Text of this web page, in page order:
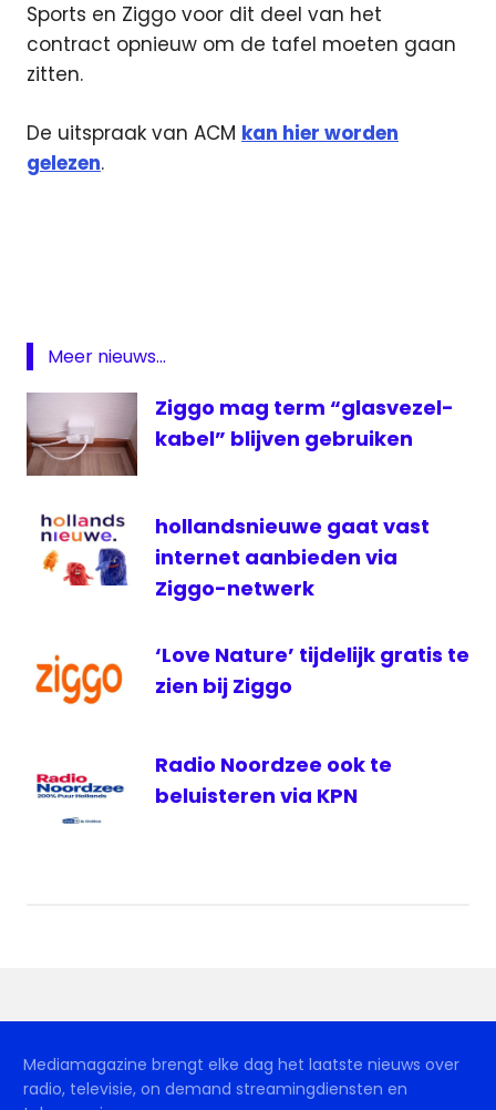
Sports en Ziggo voor dit deel van het
contract opnieuw om de tafel moeten gaan
zitten.
De uitspraak van ACM kan hier worden
gelezen.
Sports
onderzoek
televisie
ziggo
Meer nieuws...
Ziggo mag term “glasvezel-
kabel” blijven gebruiken
hollandsnieuwe gaat vast
internet aanbieden via
Ziggo-netwerk
‘Love Nature’ tijdelijk gratis te
zien bij Ziggo
Radio Noordzee ook te
beluisteren via KPN
Mediamagazine brengt elke dag het laatste nieuws over
radio, televisie, on demand streamingdiensten en